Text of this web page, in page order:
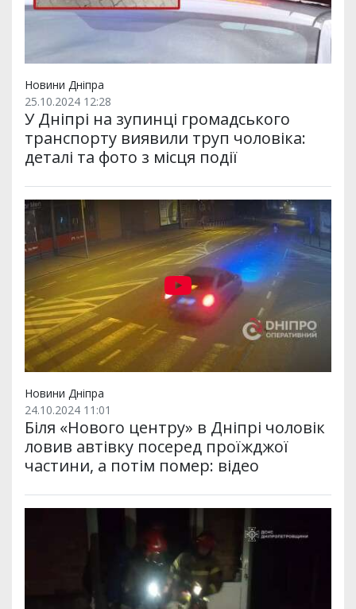
Новини Дніпра
25.10.2024 12:28
У Дніпрі на зупинці громадського
транспорту виявили труп чоловіка:
деталі та фото з місця події
Новини Дніпра
24.10.2024 11:01
Біля «Нового центру» в Дніпрі чоловік
ловив автівку посеред проїжджої
частини, а потім помер: відео